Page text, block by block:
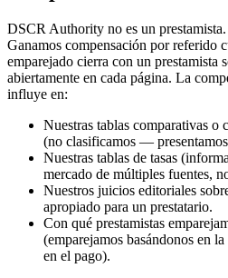
DSCR Authority no es un
Ganamos compensación por referido
emparejado cierra con un prestamista
abiertamente en cada página. La
influye en:
Nuestras tablas comparativas o
(no clasificamos —
Nuestras tablas de tasas
mercado de múltiples fuentes,
Nuestros juicios editoriales
apropiado para un prestatario.
Con qué prestamistas
(emparejamos basándonos en
en el pago).